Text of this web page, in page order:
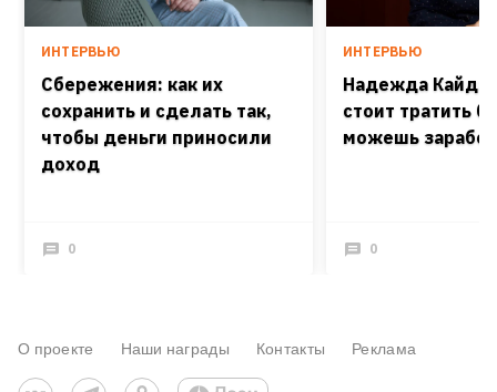
ИНТЕРВЬЮ
Сбережения: как их
сохранить и сделать так,
чтобы деньги приносили
доход
0
ИНТЕРВЬЮ
Надежда
стоит тратить
можешь
0
О проекте Наши награды Контакты Реклама